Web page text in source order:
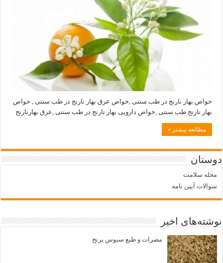
خواص بهار نارنج در طب سنتی ,خواص عرق بهار نارنج در طب سنتی , خواص
بهار نارنج طب سنتی ,خواص دارویی بهار نارنج در طب سنتی ,عرق بهارنارنج
مطالعه بیشتر »
دوستان
مجله سلامت
سوالات آیین نامه
نوشته‌های اخیر
مضرات و طبع سبوس برنج